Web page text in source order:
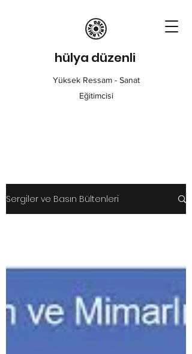
hülya düzenli
Yüksek Ressam - Sanat
Eğitimcisi
Sergiler ve Basın Bültenleri